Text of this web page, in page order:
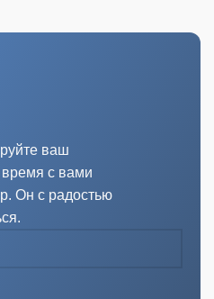
ваш
с вами
Он с радостью